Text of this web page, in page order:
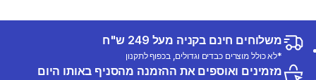
משלוחים חינם בקניה מעל 249 ש"ח
*לא כולל מוצרים כבדים וגדולים, בכפוף לתקנון
מזמינים ואוספים את ההזמנה מהסניף באותו היום